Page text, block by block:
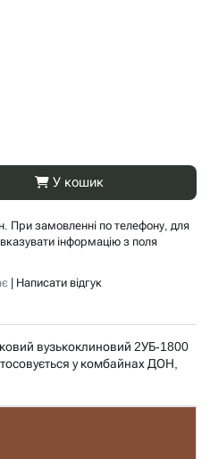
У кошик
При замовленні по телефону, для
інформацію з поля
Написати відгук
вузькоклиновий 2УБ-1800
у комбайнах ДОН,